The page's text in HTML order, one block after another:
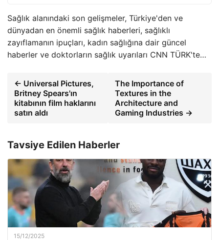
Sağlık alanındaki son gelişmeler, Türkiye'den ve
dünyadan en önemli sağlık haberleri, sağlıklı
zayıflamanın ipuçları, kadın sağlığına dair güncel
haberler ve doktorların sağlık uyarıları CNN TÜRK'te…
← Universal Pictures,
Britney Spears'ın
kitabının film haklarını
satın aldı
The Importance of
Textures in the
Architecture and
Gaming Industries →
Tavsiye Edilen Haberler
15/12/2025